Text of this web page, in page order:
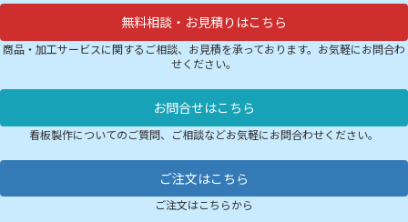
無料相談・お見積りはこちら
商品・加工サービスに関するご相談、お見積を承っております。お気軽にお問合わ
せください。
お問合せはこちら
看板製作についてのご質問、ご相談などお気軽にお問合わせください。
ご注文はこちら
ご注文はこちらから